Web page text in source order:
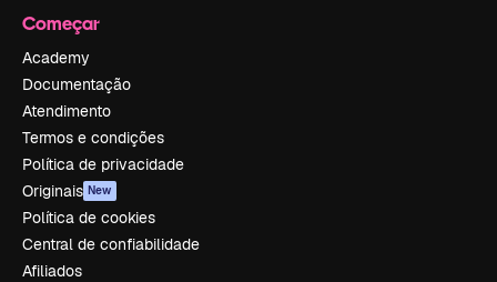
Começar
Academy
Documentação
Atendimento
Termos e condições
Política de privacidade
Originais New
Política de cookies
Central de confiabilidade
Afiliados